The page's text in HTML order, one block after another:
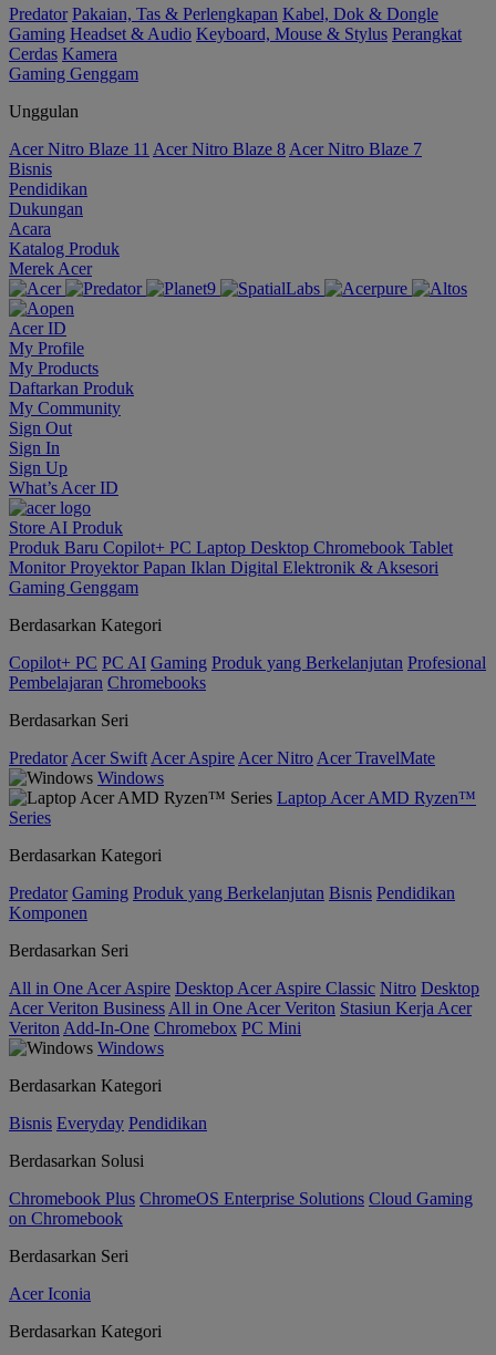
Predator Pakaian, Tas & Perlengkapan Kabel, Dok & Dongle
Gaming Headset & Audio Keyboard, Mouse & Stylus Perangkat
Cerdas Kamera
Gaming Genggam
Unggulan
Acer Nitro Blaze 11 Acer Nitro Blaze 8 Acer Nitro Blaze 7
Bisnis
Pendidikan
Dukungan
Acara
Katalog Produk
Merek Acer
Acer ID
My Profile
My Products
Daftarkan Produk
My Community
Sign Out
Sign In
Sign Up
What’s Acer ID
Store AI Produk
Produk Baru Copilot+ PC Laptop Desktop Chromebook Tablet
MonitorProyektorPapan Iklan Digital Elektronik & Aksesori
Gaming Genggam
Berdasarkan Kategori
Copilot+ PC PC AI Gaming Produk yang Berkelanjutan Profesional
Pembelajaran Chromebooks
Berdasarkan Seri
Predator Acer Swift Acer Aspire Acer Nitro Acer TravelMate
Windows
Laptop Acer AMD Ryzen™
Series
Berdasarkan Kategori
Predator Gaming Produk yang Berkelanjutan Bisnis Pendidikan
Komponen
Berdasarkan Seri
All in One Acer Aspire Desktop Acer Aspire Classic Nitro Desktop
Acer Veriton Business All in One Acer Veriton Stasiun Kerja Acer
Veriton Add-In-One Chromebox PC Mini
Windows
Berdasarkan Kategori
Bisnis Everyday Pendidikan
Berdasarkan Solusi
Chromebook Plus ChromeOS Enterprise Solutions Cloud Gaming
on Chromebook
Berdasarkan Seri
Acer Iconia
Berdasarkan Kategori